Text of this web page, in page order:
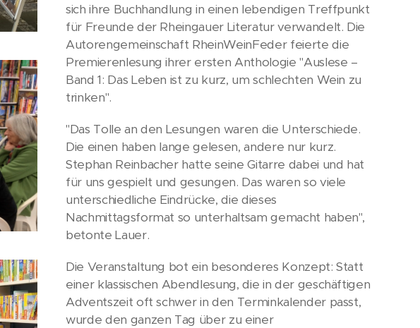
sich ihre Buchhandlung in einen lebendigen Treffpunkt
für Freunde der Rheingauer Literatur verwandelt. Die
Autorengemeinschaft RheinWeinFeder feierte die
Premierenlesung ihrer ersten Anthologie "Auslese –
Band 1: Das Leben ist zu kurz, um schlechten Wein zu
trinken".
"Das Tolle an den Lesungen waren die Unterschiede.
Die einen haben lange gelesen, andere nur kurz.
Stephan Reinbacher hatte seine Gitarre dabei und hat
für uns gespielt und gesungen. Das waren so viele
unterschiedliche Eindrücke, die dieses
Nachmittagsformat so unterhaltsam gemacht haben",
betonte Lauer.
Die Veranstaltung bot ein besonderes Konzept: Statt
einer klassischen Abendlesung, die in der geschäftigen
Adventszeit oft schwer in den Terminkalender passt,
wurde den ganzen Tag über zu einer